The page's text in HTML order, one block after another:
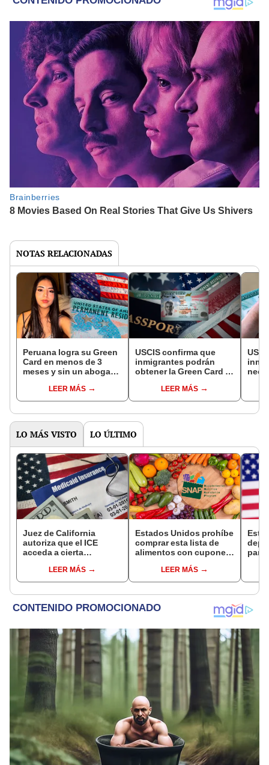
NOTAS RELACIONADAS
Peruana logra su Green
Card en menos de 3
meses y sin un abogado
pensé que sería simple"
LEER MÁS
USCIS confirma que
inmigrantes podrán
obtener la Green Card si
EEUU: requisitos para la
residencia permanente
LEER MÁS
LO MÁS VISTO LO ÚLTIMO
Juez de California
autoriza que el ICE
acceda a cierta
inmigrantes inscritos en
Medicaid
LEER MÁS
Estados Unidos prohíbe
comprar esta lista de
alimentos con cupones
desde 2026LEER MÁS
para
se